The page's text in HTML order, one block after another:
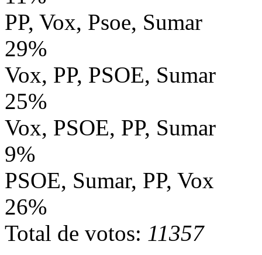
PP, Vox, Psoe, Sumar
29%
Vox, PP, PSOE, Sumar
25%
Vox, PSOE, PP, Sumar
9%
PSOE, Sumar, PP, Vox
26%
Total de votos: 11357